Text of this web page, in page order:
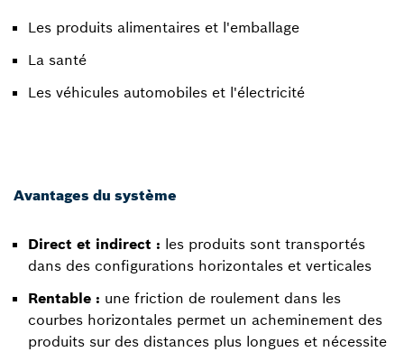
Les produits alimentaires et l'emballage
La santé
Les véhicules automobiles et l'électricité
Avantages du système
Direct et indirect : les produits sont transportés
dans des configurations horizontales et verticales
Rentable : une friction de roulement dans les
courbes horizontales permet un acheminement des
produits sur des distances plus longues et nécessite